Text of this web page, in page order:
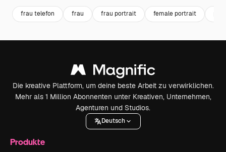
frau telefon frau frau portrait female portrait
Die kreative Plattform, um deine beste Arbeit zu verwirklichen.
Mehr als 1 Million Abonnenten unter Kreativen, Unternehmen,
Agenturen und Studios.
Deutsch
Produkte